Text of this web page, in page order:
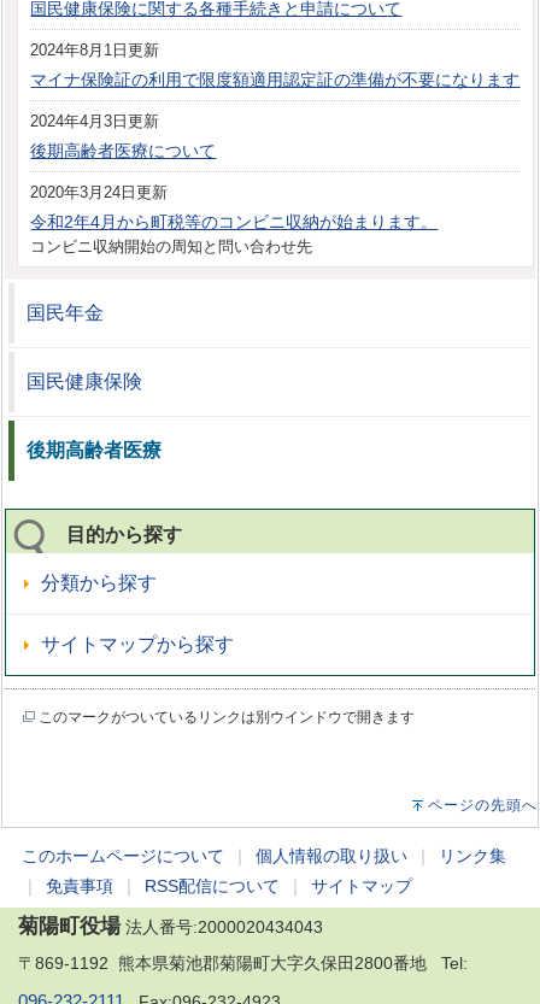
国民健康保険に関する各種手続きと申請について
2024年8月1日更新
マイナ保険証の利用で限度額適用認定証の準備が不要になります
2024年4月3日更新
後期高齢者医療について
2020年3月24日更新
令和2年4月から町税等のコンビニ収納が始まります。
コンビニ収納開始の周知と問い合わせ先
国民年金
国民健康保険
後期高齢者医療
目的から探す
分類から探す
サイトマップから探す
このマークがついているリンクは別ウインドウで開きます
ページの先頭へ
このホームページについて 個人情報の取り扱い
リンク集
免責事項 RSS配信について サイトマップ
菊陽町役場法人番号:2000020434043
〒869-1192 熊本県菊池郡菊陽町大字久保田2800番地 Tel: